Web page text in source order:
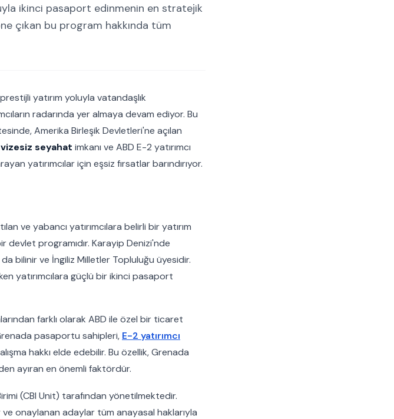
ikinci pasaport edinmenin en stratejik
çıkan bu program hakkında tüm
yatırım yoluyla vatandaşlık
radarında yer almaya devam ediyor. Bu
Amerika Birleşik Devletleri'ne açılan
seyahat imkanı ve ABD E-2 yatırımcı
yatırımcılar için eşsiz fırsatlar barındırıyor.
ve yabancı yatırımcılara belirli bir yatırım
devlet programıdır. Karayip Denizi'nde
bilinir ve İngiliz Milletler Topluluğu üyesidir.
yatırımcılara güçlü bir ikinci pasaport
farklı olarak ABD ile özel bir ticaret
pasaportu sahipleri, E-2 yatırımcı
hakkı elde edebilir. Bu özellik, Grenada
ayıran en önemli faktördür.
(CBI Unit) tarafından yönetilmektedir.
onaylanan adaylar tüm anayasal haklarıyla